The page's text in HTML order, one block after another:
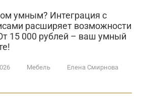
умным? Интеграция с
расширяет возможности
15 000 рублей – ваш умный
Мебель Елена Смирнова